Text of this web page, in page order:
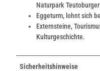
Naturpark
Eggeturm, lohnt sich
Externsteine,
Kulturgeschichte.
Sicherheitshinweise